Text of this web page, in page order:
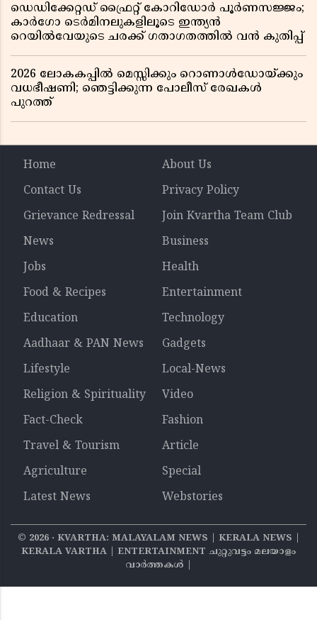
ഡെഡിക്കേറ്റഡ് ഫ്രൈറ്റ് കോറിഡോർ പൂർണസജ്ജം;
കാർഗോ ടെർമിനലുകളിലൂടെ ഇന്ത്യൻ
റെയിൽവേയുടെ ചരക്ക് ഗതാഗതത്തിൽ വൻ കുതിപ്പ്
2026 ലോകകപ്പിൽ മെസ്സിക്കും റൊണാൾഡോയ്ക്കും
വധഭീഷണി; ഞെട്ടിക്കുന്ന പോലീസ് രേഖകൾ
പുറത്ത്
Home
About Us
Contact Us
Privacy Policy
Grievance Redressal
Join Kvartha Team Club
News
Business
Jobs
Health
Food & Recipes
Entertainment
Education
Technology
Aadhaar & PAN News
Gadgets
Lifestyle
Local-News
Religion & Spirituality
Video
Fact-Check
Fashion
Travel & Tourism
Article
Agriculture
Special
Latest News
Webstories
© 2026‧ KVARTHA: MALAYALAM NEWS | KERALA NEWS |
KERALA VARTHA | ENTERTAINMENT ചുറ്റുവട്ടം മലയാളം
വാര്‍ത്തകൾ |